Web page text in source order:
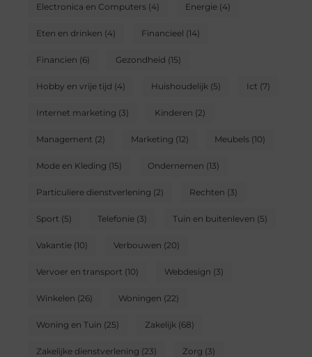
Electronica en Computers(4) Energie(4)
Eten en drinken (4) Financieel (14)
Financien (6) Gezondheid (15)
Hobby en vrije tijd (4) Huishoudelijk (5) Ict (7)
Internet marketing (3) Kinderen (2)
Management (2) Marketing (12) Meubels(10)
Mode en Kleding (15) Ondernemen (13)
Particuliere dienstverlening (2) Rechten (3)
Sport (5) Telefonie(3) Tuin en buitenleven (5)
Vakantie(10) Verbouwen (20)
Vervoer en transport (10) Webdesign (3)
Winkelen (26) Woningen (22)
Woning en Tuin (25) Zakelijk (68)
Zakelijke dienstverlening (23) Zorg (3)